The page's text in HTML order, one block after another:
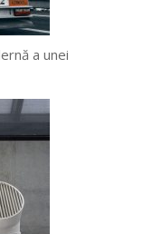
a unei